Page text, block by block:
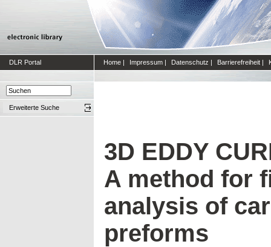
DLR Portal Home | Impressum | Datenschutz | Barrierefreiheit |
Erweiterte Suche
3D EDDY
A method for
analysis of
preforms